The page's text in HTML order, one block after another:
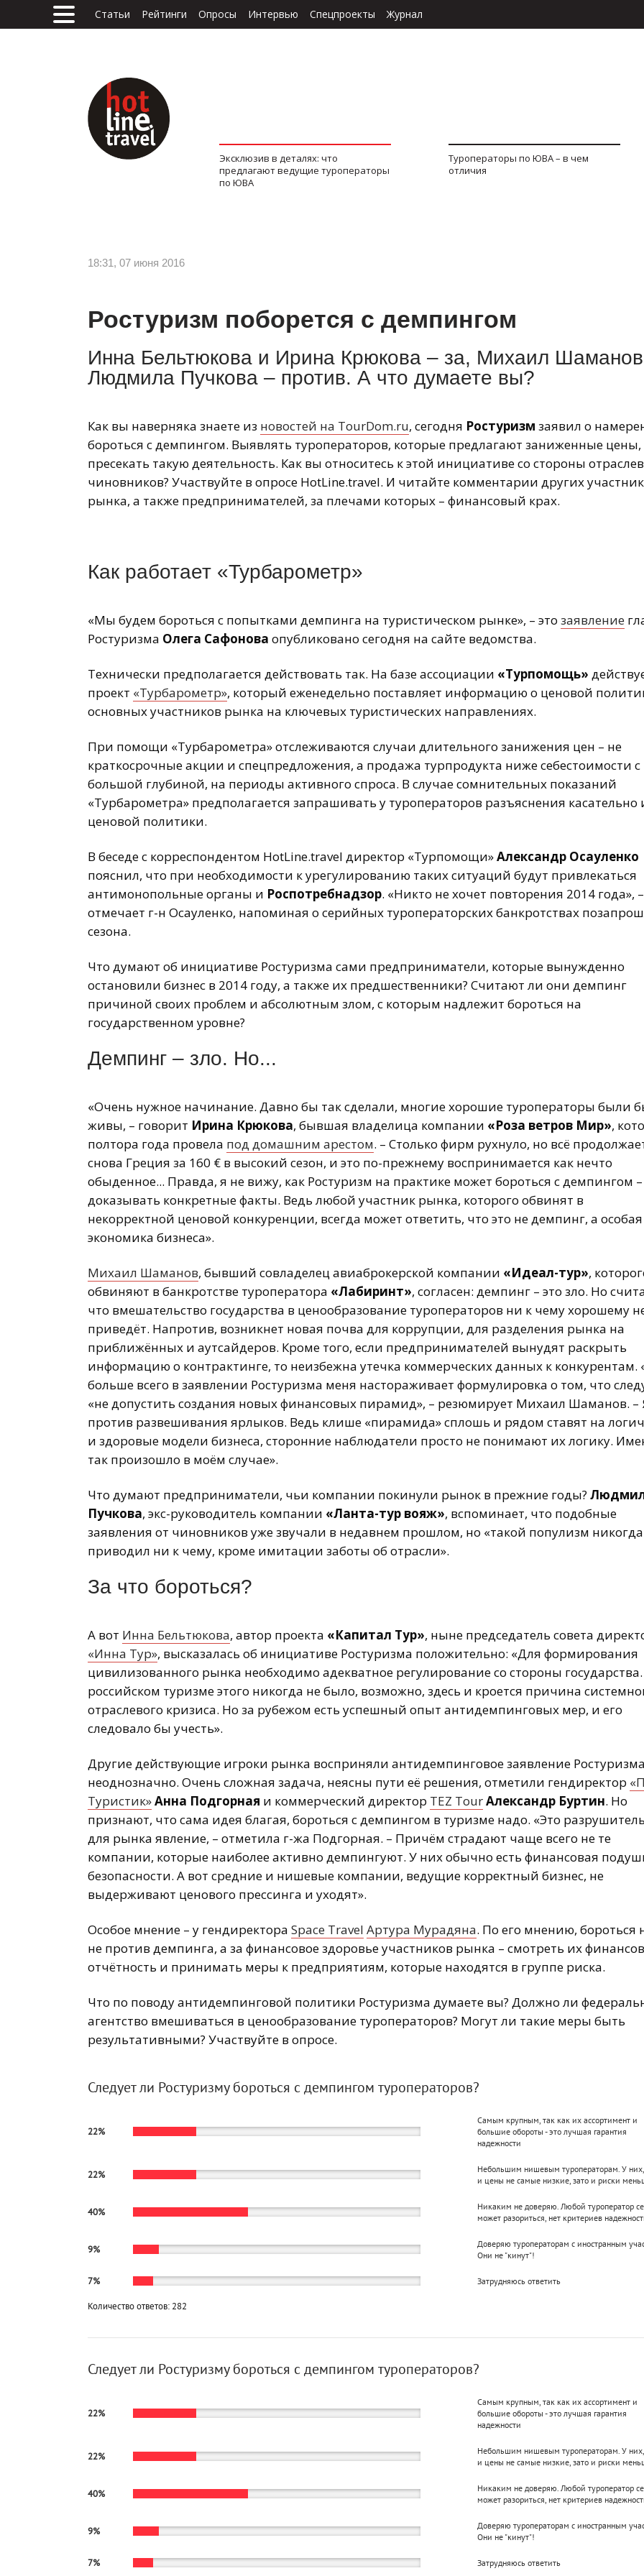
Статьи Рейтинги Опросы Интервью Спецпроекты Журнал
Эксклюзив в деталях: что
предлагают ведущие туроператоры
по ЮВА
Туроператоры по ЮВА – в чем
отличия
18:31, 07 июня 2016
Ростуризм поборется с демпингом
Инна Бельтюкова и Ирина Крюкова – за, Михаил
Людмила Пучкова – против. А что думаете вы?
Как вы наверняка знаете из новостей на TourDom.ru, сегодня Ростуризм заявил о
бороться с демпингом. Выявлять туроператоров, которые предлагают заниженные цены,
пресекать такую деятельность. Как вы относитесь к этой инициативе со стороны
чиновников? Участвуйте в опросе HotLine.travel. И читайте комментарии других
рынка, а также предпринимателей, за плечами которых – финансовый крах.
Как работает «Турбарометр»
«Мы будем бороться с попытками демпинга на туристическом рынке», – это заявление
Ростуризма Олега Сафонова опубликовано сегодня на сайте ведомства.
Технически предполагается действовать так. На базе ассоциации «Турпомощь»
проект «Турбарометр», который еженедельно поставляет информацию о ценовой
основных участников рынка на ключевых туристических направлениях.
При помощи «Турбарометра» отслеживаются случаи длительного занижения цен – не
краткосрочные акции и спецпредложения, а продажа турпродукта ниже себестоимости с
большой глубиной, на периоды активного спроса. В случае сомнительных показаний
«Турбарометра» предполагается запрашивать у туроператоров разъяснения касательно
ценовой политики.
В беседе с корреспондентом HotLine.travel директор «Турпомощи»Александр Осауленко
пояснил, что при необходимости к урегулированию таких ситуаций будут привлекаться
антимонопольные органы и Роспотребнадзор. «Никто не хочет повторения 2014 года», –
отмечает г-н Осауленко, напоминая о серийных туроператорских банкротствах
сезона.
Что думают об инициативе Ростуризма сами предприниматели, которые вынужденно
остановили бизнес в 2014 году, а также их предшественники? Считают ли они демпинг
причиной своих проблем и абсолютным злом, с которым надлежит бороться на
государственном уровне?
Демпинг – зло. Но...
«Очень нужное начинание. Давно бы так сделали, многие хорошие туроператоры были
живы, – говорит Ирина Крюкова, бывшая владелица компании «Роза ветров Мир»,
полтора года провела под домашним арестом. – Столько фирм рухнуло, но всё
снова Греция за 160 € в высокий сезон, и это по-прежнему воспринимается как нечто
обыденное... Правда, я не вижу, как Ростуризм на практике может бороться с демпингом –
доказывать конкретные факты. Ведь любой участник рынка, которого обвинят в
некорректной ценовой конкуренции, всегда может ответить, что это не демпинг, а особая
экономика бизнеса».
Михаил Шаманов, бывший совладелец авиаброкерской компании «Идеал-тур»,
обвиняют в банкротстве туроператора «Лабиринт», согласен: демпинг – это зло. Но
что вмешательство государства в ценообразование туроператоров ни к чему хорошему
приведёт. Напротив, возникнет новая почва для коррупции, для разделения рынка на
приближённых и аутсайдеров. Кроме того, если предпринимателей вынудят раскрыть
информацию о контрактинге, то неизбежна утечка коммерческих данных к конкурентам.
больше всего в заявлении Ростуризма меня настораживает формулировка о том, что
«не допустить создания новых финансовых пирамид», – резюмирует Михаил Шаманов. –
против развешивания ярлыков. Ведь клише «пирамида» сплошь и рядом ставят на
и здоровые модели бизнеса, сторонние наблюдатели просто не понимают их логику.
так произошло в моём случае».
Что думают предприниматели, чьи компании покинули рынок в прежние годы?
Пучкова, экс-руководитель компании «Ланта-тур вояж», вспоминает, что подобные
заявления от чиновников уже звучали в недавнем прошлом, но «такой популизм
приводил ни к чему, кроме имитации заботы об отрасли».
За что бороться?
А вот Инна Бельтюкова, автор проекта «Капитал Тур», ныне председатель совета
«Инна Тур», высказалась об инициативе Ростуризма положительно: «Для формирования
цивилизованного рынка необходимо адекватное регулирование со стороны
российском туризме этого никогда не было, возможно, здесь и кроется причина
отраслевого кризиса. Но за рубежом есть успешный опыт антидемпинговых мер, и его
следовало бы учесть».
Другие действующие игроки рынка восприняли антидемпинговое заявление Ростуризма
неоднозначно. Очень сложная задача, неясны пути её решения, отметили гендиректор
Туристик»Анна Подгорная и коммерческий директор TEZ TourАлександр Буртин. Но
признают, что сама идея благая, бороться с демпингом в туризме надо. «Это
для рынка явление, – отметила г-жа Подгорная. – Причём страдают чаще всего не те
компании, которые наиболее активно демпингуют. У них обычно есть финансовая
безопасности. А вот средние и нишевые компании, ведущие корректный бизнес, не
выдерживают ценового прессинга и уходят».
Особое мнение – у гендиректора Space Travel Артура Мурадяна. По его мнению, бороться
не против демпинга, а за финансовое здоровье участников рынка – смотреть их
отчётность и принимать меры к предприятиям, которые находятся в группе риска.
Что по поводу антидемпинговой политики Ростуризма думаете вы? Должно ли
агентство вмешиваться в ценообразование туроператоров? Могут ли такие меры быть
результативными? Участвуйте в опросе.
Следует ли Ростуризму бороться с демпингом туроператоров?
22%
Самым крупным, так как их ассортимент и
большие обороты - это лучшая гарантия
надежности
22%
Небольшим нишевым туроператорам. У
и цены не самые низкие, зато и риски
40%
Никаким не доверяю. Любой туроператор
может разориться, нет критериев
9%
Доверяю туроператорам с иностранным
Они не "кинут"!
7% Затрудняюсь ответить
Количество ответов: 282
Следует ли Ростуризму бороться с демпингом туроператоров?
22%
Самым крупным, так как их ассортимент и
большие обороты - это лучшая гарантия
надежности
22%
Небольшим нишевым туроператорам. У
и цены не самые низкие, зато и риски
40%
Никаким не доверяю. Любой туроператор
может разориться, нет критериев
9%
Доверяю туроператорам с иностранным
Они не "кинут"!
7% Затрудняюсь ответить